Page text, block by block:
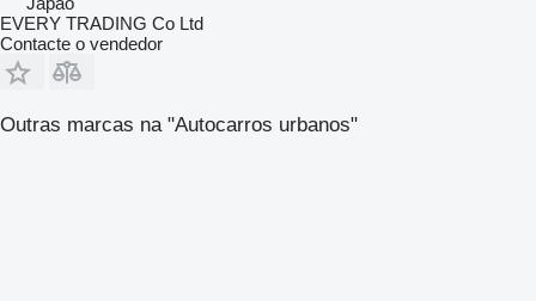
EVERY TRADING Co Ltd
Contacte o vendedor
Outras marcas na "Autocarros urbanos"